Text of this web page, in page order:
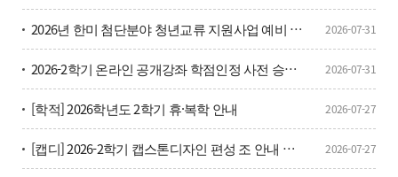
2026년 한미 첨단분야 청년교류 지원사업 예비 장학생 선발 안내 2026-07-31
2026-2학기 온라인 공개강좌 학점인정 사전 승인 신청 안내 2026-07-31
[학적] 2026학년도 2학기 휴·복학 안내 2026-07-27
[캡디] 2026-2학기 캡스톤디자인 편성 조 안내 및 캡디 단톡방 안내 2026-07-27